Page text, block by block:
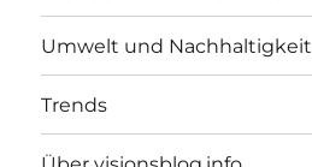
Umwelt und Nachhaltigkeit
Trends